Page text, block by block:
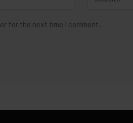
for the next time I comment.